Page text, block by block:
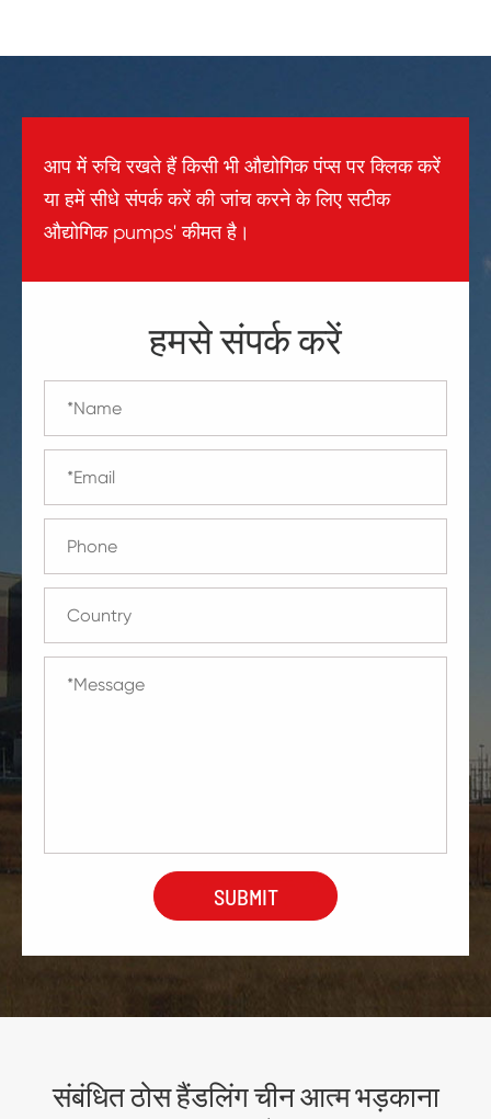
आप में रुचि रखते हैं किसी भी औद्योगिक पंप्स पर क्लिक करें
या हमें सीधे संपर्क करें की जांच करने के लिए सटीक
औद्योगिक pumps' कीमत है।
हमसे संपर्क करें
संबंधित ठोस हैंडलिंग चीन आत्म भड़काना